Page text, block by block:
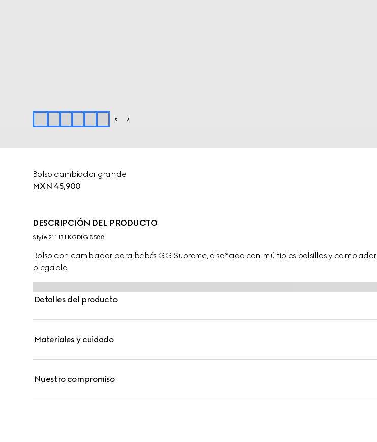
Bolso cambiador grande
MXN 45,900
DESCRIPCIÓN DEL PRODUCTO
Style ‎211131 KGDIG 8588
Bolso con cambiador para bebés GG Supreme, diseñado con múltiples bolsillos y cambiador
plegable.
Detalles del producto
Materiales y cuidado
Nuestro compromiso